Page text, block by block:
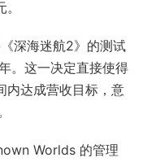
深海迷航2》的测试
。这一决定直接使得
内达成营收目标，意
Worlds 的管理